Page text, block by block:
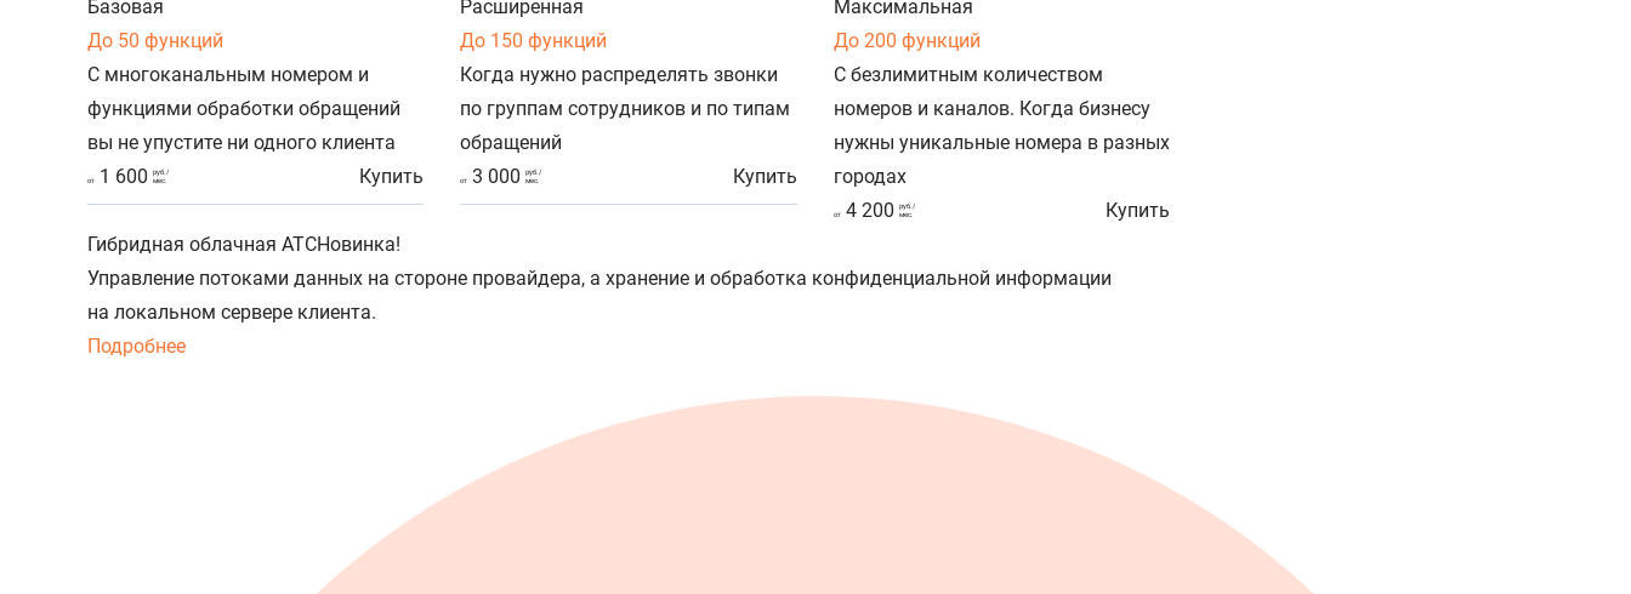
Базовая
До 50 функций
С многоканальным номером и
функциями обработки обращений
вы не упустите ни одного клиента
от 1 600
руб./
мес.
Купить
Расширенная
До 150 функций
Когда нужно распределять звонки
по группам сотрудников и по типам
обращений
от 3 000руб./
мес.
Купить
Максимальная
До 200 функций
С безлимитным количеством
номеров и каналов. Когда бизнесу
нужны уникальные номера в разных
городах
от4 200
руб./
мес.
Купить
Гибридная облачная АТСНовинка!
Управление потоками данных на стороне провайдера, а хранение и обработка конфиденциальной информации
на локальном сервере клиента.
Подробнее